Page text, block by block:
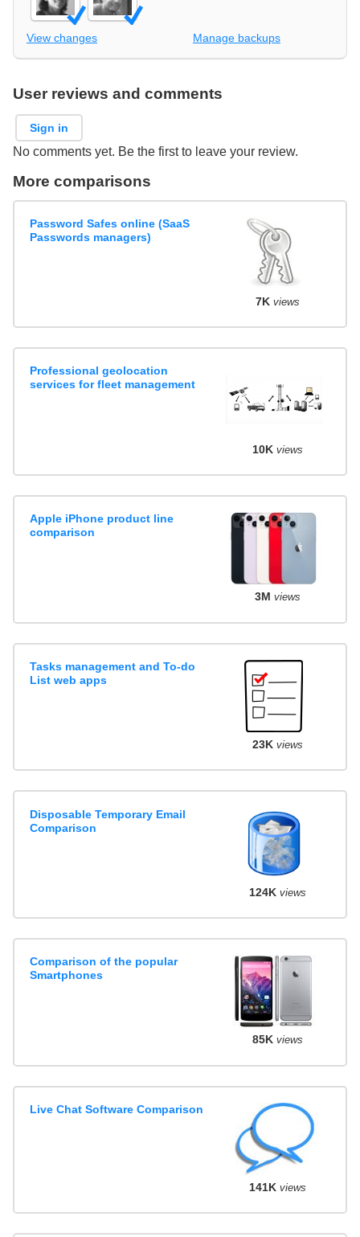
View changes Manage backups
User reviews and comments
Sign in
No comments yet. Be the first to leave your review.
More comparisons
Password Safes online (SaaS
Passwords managers)
7K views
Professional geolocation
services for fleet management
10K views
Apple iPhone product line
comparison
3M views
Tasks management and To-do
List web apps
23K views
Disposable Temporary Email
Comparison
124K views
Comparison of the popular
Smartphones
85K views
Live Chat Software Comparison
141K views